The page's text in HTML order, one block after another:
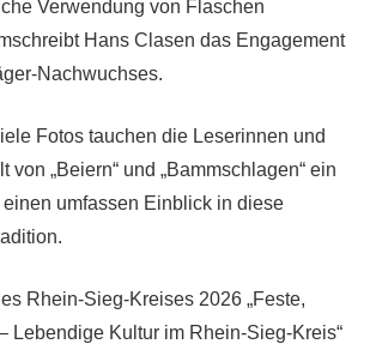
Verwendung von Flaschen
Hans Clasen das Engagement
Nachwuchses.
Fotos tauchen die Leserinnen und
von „Beiern“ und „Bammschlagen“ ein
umfassen Einblick in diese
Rhein-Sieg-Kreises 2026 „Feste,
Lebendige Kultur im Rhein-Sieg-Kreis“